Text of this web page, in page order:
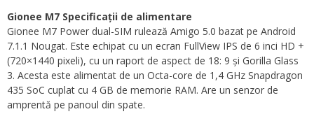
Gionee M7 Specificații de alimentare
Gionee M7 Power dual-SIM rulează Amigo 5.0 bazat pe Android
7.1.1 Nougat. Este echipat cu un ecran FullView IPS de 6 inci HD +
(720×1440 pixeli), cu un raport de aspect de 18: 9 și Gorilla Glass
3. Acesta este alimentat de un Octa-core de 1,4 GHz Snapdragon
435 SoC cuplat cu 4 GB de memorie RAM. Are un senzor de
amprentă pe panoul din spate.